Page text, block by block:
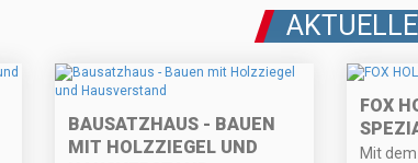
BAUSATZHAUS - BAUEN
MIT HOLZZIEGEL UND
FOX
Mit